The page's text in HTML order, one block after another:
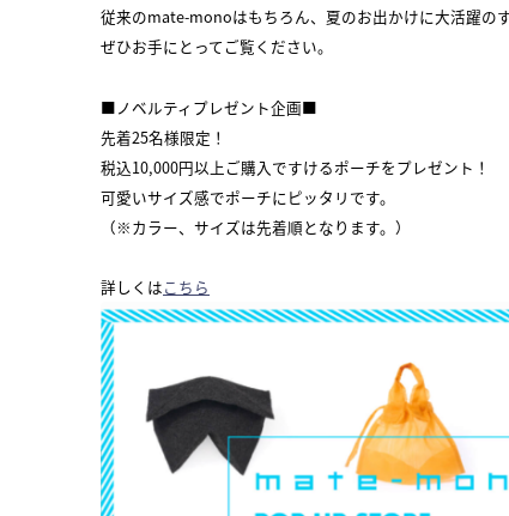
従来のmate-monoはもちろん、夏のお出かけに大活躍の
ぜひお手にとってご覧ください。
■ノベルティプレゼント企画■
先着25名様限定！
税込10,000円以上ご購入ですけるポーチをプレゼント！
可愛いサイズ感でポーチにピッタリです。
（※カラー、サイズは先着順となります。）
詳しくはこちら